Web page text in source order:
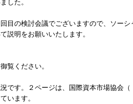
した。
目の検討会議でございますので、ソー
説明をお願いいたします。
覧ください。
です。２ページは、国際資本市場協会
います。